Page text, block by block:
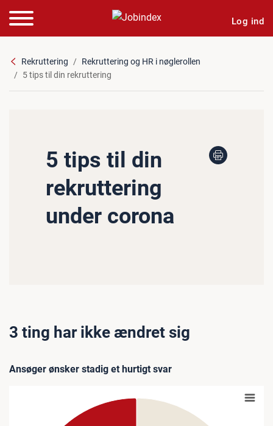
Log ind
Rekruttering
Rekruttering og HR i nøglerollen
5 tips til din rekruttering
5 tips til din
rekruttering
under corona
3 ting har ikke ændret sig
Ansøger ønsker stadig et hurtigt svar
Pie chart with 2 slices.